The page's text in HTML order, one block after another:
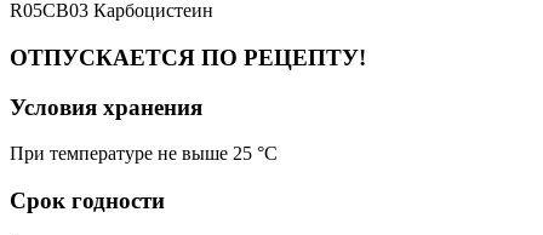
R05CB03 Карбоцистеин
ОТПУСКАЕТСЯ ПО РЕЦЕПТУ!
Условия хранения
При температуре не выше 25 °C
Срок годности